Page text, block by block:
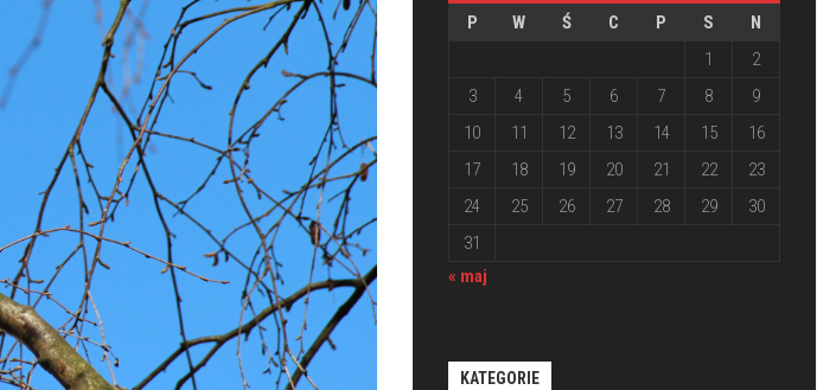
P
W Ś C P S
N
1
2
3
4 5 6 7 8
9
10
11 12 13 14 15
16
17
18 19 20 21 22
23
24
25 26 27 28 29
30
31
« maj
KATEGORIE